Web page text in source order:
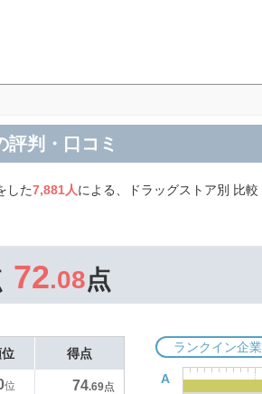
評判・口コミ
した7,881人による、ドラッグストア別 比
72.08点
得点
位 74.69点
ランクイン企
A